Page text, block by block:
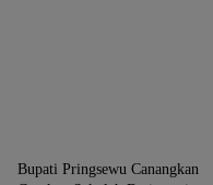
Bupati Pringsewu Canangkan